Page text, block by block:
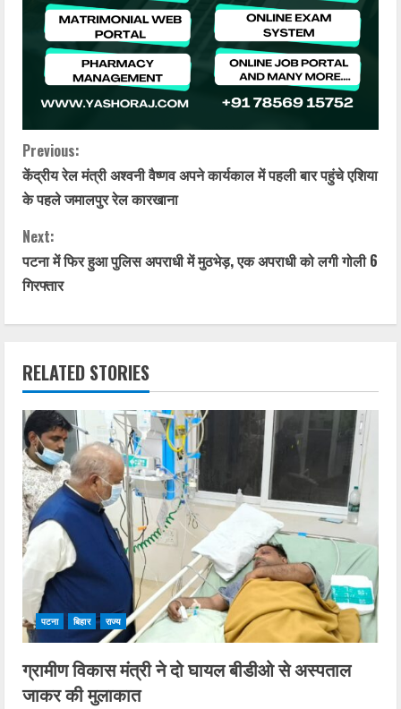
C
o
n
t
u
e
R
e
a
d
i
n
g
Previous:
केंद्रीय रेल मंत्री अश्वनी वैष्णव अपने कार्यकाल में पहली बार पहुंचे एशिया
के पहले जमालपुर रेल कारखाना
Next:
पटना में फिर हुआ पुलिस अपराधी में मुठभेड़, एक अपराधी को लगी गोली 6
गिरफ्तार
RELATED STORIES
पटना बिहार राज्य
ग्रामीण विकास मंत्री ने दो घायल बीडीओ से अस्पताल
जाकर की मुलाकात